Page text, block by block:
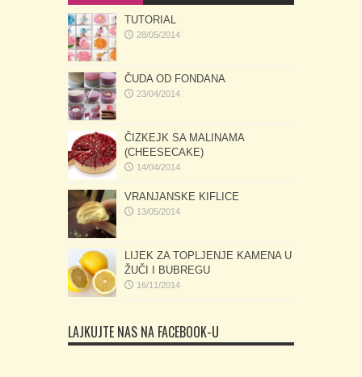
TUTORIAL
28/05/2014
ČUDA OD FONDANA
23/04/2014
ČIZKEJK SA MALINAMA
(CHEESECAKE)
14/04/2014
VRANJANSKE KIFLICE
13/05/2014
LIJEK ZA TOPLJENJE KAMENA U
ŽUČI I BUBREGU
16/11/2014
LAJKUJTE NAS NA FACEBOOK-U